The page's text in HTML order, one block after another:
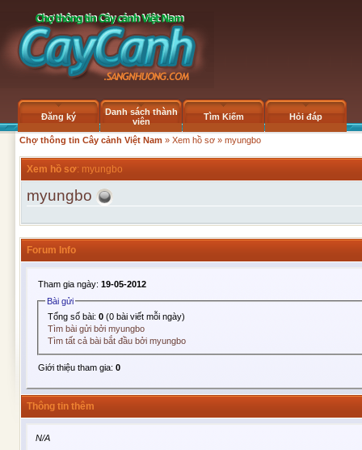
Đăng ký
Danh sách thành
viên
Tìm Kiếm Hỏi đáp
Chợ thông tin Cây cảnh Việt Nam » Xem hồ sơ » myungbo
Xem hồ sơ: myungbo
myungbo
Forum Info
Tham gia ngày: 19-05-2012
Bài gửi
Tổng số bài:0 (0 bài viết mỗi ngày)
Tìm bài gửi bởi myungbo
Tìm tất cả bài bắt đầu bởi myungbo
Giới thiệu tham gia: 0
Thông tin thêm
N/A